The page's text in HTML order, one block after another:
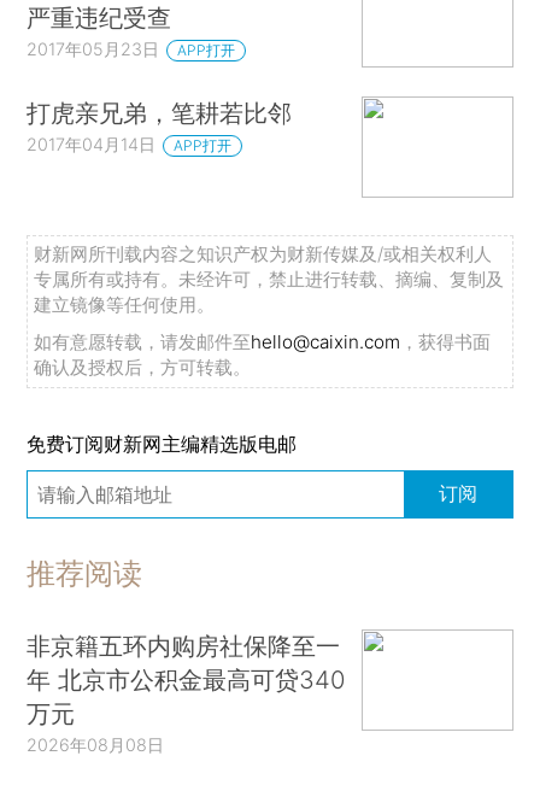
严重违纪受查
2017年05月23日 APP打开
打虎亲兄弟，笔耕若比邻
2017年04月14日 APP打开
财新网所刊载内容之知识产权为财新传媒及/或相关权利人
专属所有或持有。未经许可，禁止进行转载、摘编、复制及
建立镜像等任何使用。
如有意愿转载，请发邮件至hello@caixin.com ，获得书面
确认及授权后，方可转载。
免费订阅财新网主编精选版电邮
订阅
推荐阅读
非京籍五环内购房社保降至一
年 北京市公积金最高可贷340
万元
2026年08月08日